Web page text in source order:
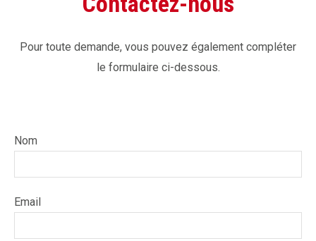
Pour toute demande, vous pouvez également compléter
le formulaire ci-dessous.
Nom
Email